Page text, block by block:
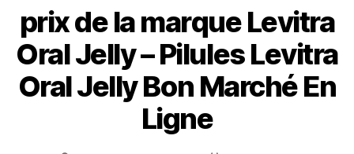
prix de la marque Levitra
Oral Jelly – Pilules Levitra
Oral Jelly Bon Marché En
Ligne